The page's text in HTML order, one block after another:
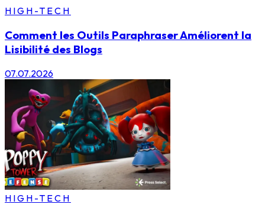
HIGH-TECH
Comment les Outils Paraphraser Améliorent la
Lisibilité des Blogs
07.07.2026
HIGH-TECH